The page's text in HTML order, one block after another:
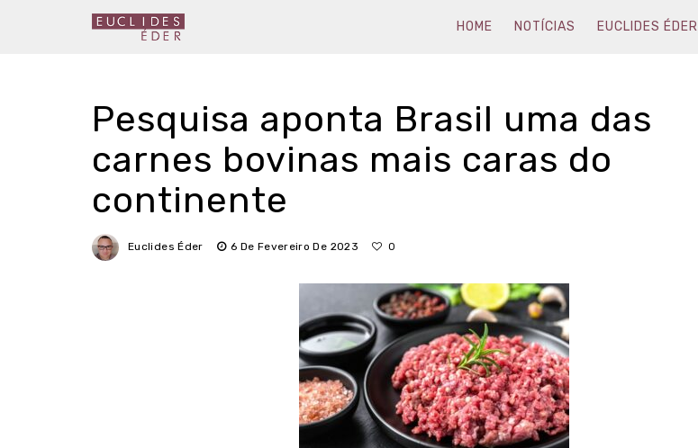
HOME NOTÍCIAS EUCLIDES ÉDER
Pesquisa aponta Brasil uma das
carnes bovinas mais caras do
continente
Euclides Éder 6 De Fevereiro De 2023 0